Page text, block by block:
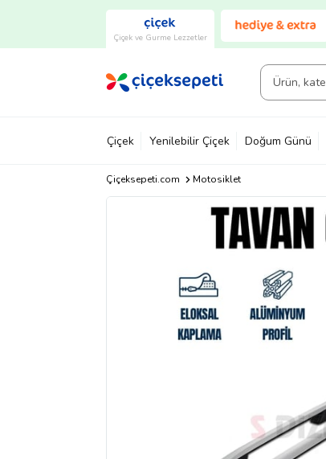
Çiçek ve Gurme Lezzetler
Çiçek Yenilebilir Çiçek Doğum Günü
Çiçeksepeti.com Motosiklet